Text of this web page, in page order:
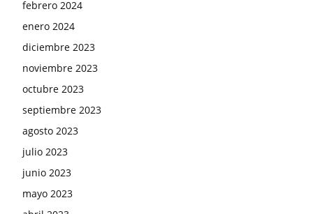
febrero 2024
enero 2024
diciembre 2023
noviembre 2023
octubre 2023
septiembre 2023
agosto 2023
julio 2023
junio 2023
mayo 2023